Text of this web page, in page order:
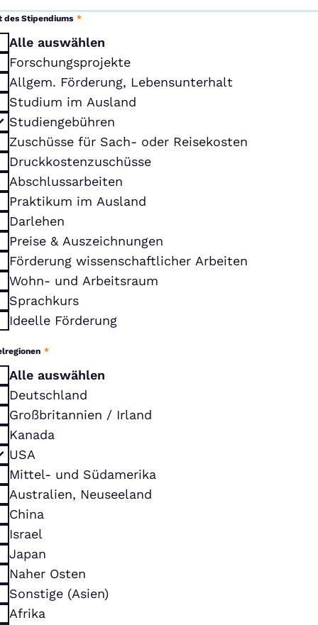
des Stipendiums *
Alle auswählen
Forschungsprojekte
Allgem. Förderung, Lebensunterhalt
Studium im Ausland
Studiengebühren
Zuschüsse für Sach- oder Reisekosten
Druckkostenzuschüsse
Abschlussarbeiten
Praktikum im Ausland
Darlehen
Preise & Auszeichnungen
Förderung wissenschaftlicher Arbeiten
Wohn- und Arbeitsraum
Sprachkurs
Ideelle Förderung
*
Alle auswählen
Deutschland
Großbritannien / Irland
Kanada
USA
Mittel- und Südamerika
Australien, Neuseeland
China
Israel
Japan
Naher Osten
Sonstige (Asien)
Afrika